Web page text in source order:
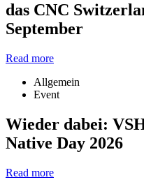
das CNC
September
Read more
Allgemein
Event
Wieder dabei:
Native Day 2026
Read more